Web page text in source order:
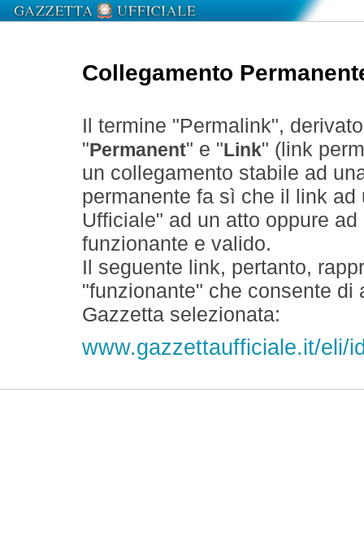
Collegamento
Il termine "Permalink",
" Permanent" e " Link" (link
un collegamento stabile ad
permanente fa sì che il link
Ufficiale" ad un atto oppure
funzionante e valido.
Il seguente link, pertanto,
"funzionante" che consente
Gazzetta selezionata:
www.gazzettaufficiale.it/eli/